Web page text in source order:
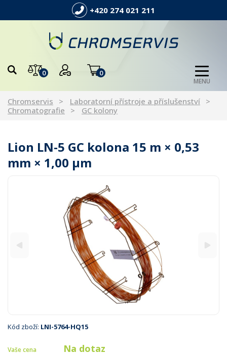
+420 274 021 211
0 0
MENU
Chromservis
Laboratorní přístroje a příslušenství
Chromatografie
GC kolony
Lion LN-5 GC kolona 15 m × 0,53
mm × 1,00 µm
Kód zboží: LNI-5764-HQ15
Vaše cena Na dotaz